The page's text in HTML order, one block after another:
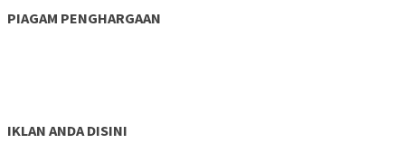
PIAGAM PENGHARGAAN
IKLAN ANDA DISINI